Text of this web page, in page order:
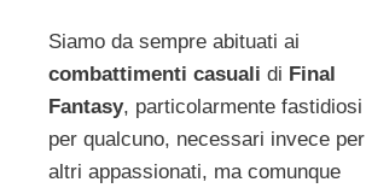
Siamo da sempre abituati ai
combattimenti casuali di Final
Fantasy, particolarmente fastidiosi
per qualcuno, necessari invece per
altri appassionati, ma comunque